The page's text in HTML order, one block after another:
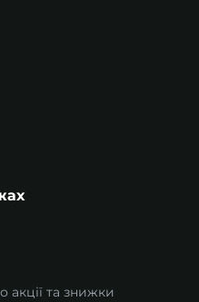
та знижки